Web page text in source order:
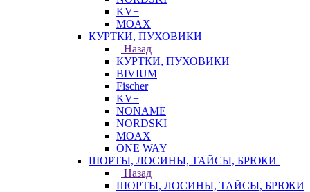
KV+
MOAX
КУРТКИ, ПУХОВИКИ
Назад
КУРТКИ, ПУХОВИКИ
BIVIUM
Fischer
KV+
NONAME
NORDSKI
MOAX
ONE WAY
ШОРТЫ, ЛОСИНЫ, ТАЙСЫ, БРЮКИ
Назад
ШОРТЫ, ЛОСИНЫ, ТАЙСЫ, БРЮКИ